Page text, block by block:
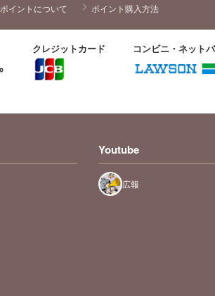
ポイントについて ポイント購入方法
クレジットカード コンビニ・ネット
Youtube
広報